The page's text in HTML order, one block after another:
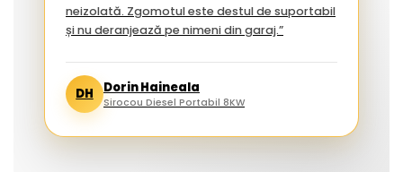
neizolată. Zgomotul este destul de suportabil
și nu deranjează pe nimeni din garaj.”
DH Dorin Haineala
Sirocou Diesel Portabil 8KW